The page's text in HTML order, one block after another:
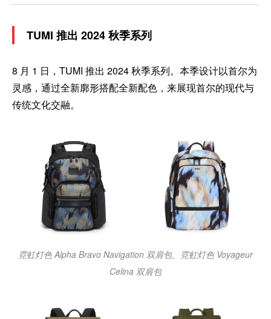
TUMI 推出 2024 秋季系列
8 月 1 日，TUMI 推出 2024 秋季系列。本季设计以首尔为
灵感，通过全新廓形搭配全新配色，来展现首尔的现代与
传统文化交融。
霓虹灯色 Alpha Bravo Navigation 双肩包、霓虹灯色 Voyageur
Celina 双肩包